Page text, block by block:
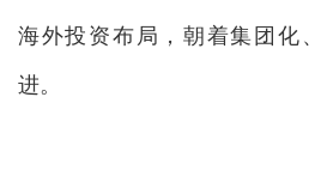
海外投资布局，朝着集团化、
进。